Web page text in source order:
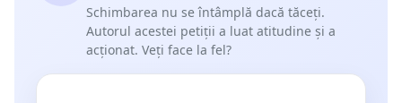
Schimbarea nu se întâmplă dacă tăceți.
Autorul acestei petiții a luat atitudine și a
acționat. Veți face la fel?